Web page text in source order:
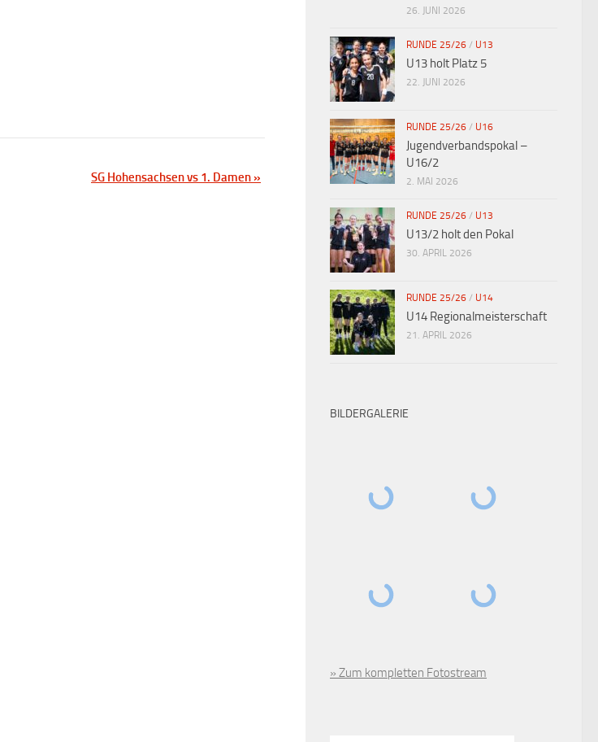
SG Hohensachsen vs 1. Damen»
26. JUNI 2026
RUNDE 25/26 / U13
U13 holt Platz 5
22. JUNI 2026
RUNDE 25/26 / U16
Jugendverbandspokal –
U16/2
2. MAI 2026
RUNDE 25/26 / U13
U13/2 holt den Pokal
30. APRIL 2026
RUNDE 25/26 / U14
U14 Regionalmeisterschaft
21. APRIL 2026
BILDERGALERIE
» Zum kompletten Fotostream